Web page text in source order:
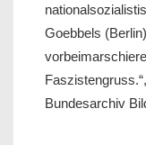
Goebbels
Bundesarchiv